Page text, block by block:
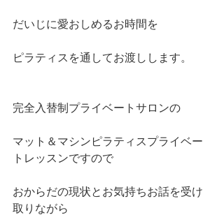
だいじに愛おしめるお時間を
ピラティスを通してお渡しします。
完全入替制プライベートサロンの
マット＆マシンピラティスプライベー
トレッスンですので
おからだの現状とお気持ちお話を受け
取りながら